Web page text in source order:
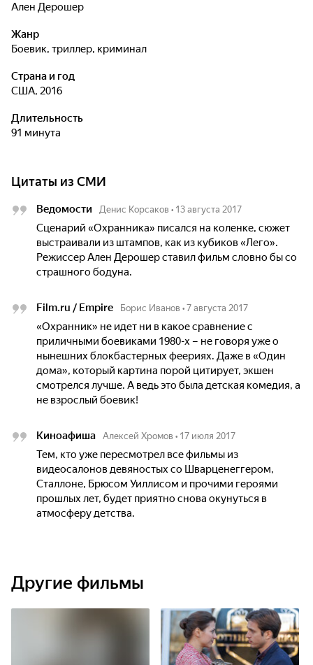
Ален Дерошер
Жанр
боевик, триллер, криминал
Страна и год
США, 2016
Длительность
91 минута
Цитаты из СМИ
Ведомости Денис Корсаков • 13 августа 2017
Сценарий «Охранника» писался на коленке, сюжет
выстраивали из штампов, как из кубиков «Лего».
Режиссер Ален Дерошер ставил фильм словно бы со
страшного бодуна.
Film.ru / Empire Борис Иванов • 7 августа 2017
«Охранник» не идет ни в какое сравнение с
приличными боевиками 1980-х – не говоря уже о
нынешних блокбастерных феериях. Даже в «Один
дома», который картина порой цитирует, экшен
смотрелся лучше. А ведь это была детская комедия, а
не взрослый боевик!
Киноафиша Алексей Хромов • 17 июля 2017
Тем, кто уже пересмотрел все фильмы из
видеосалонов девяностых со Шварценеггером,
Сталлоне, Брюсом Уиллисом и прочими героями
прошлых лет, будет приятно снова окунуться в
атмосферу детства.
Другие фильмы